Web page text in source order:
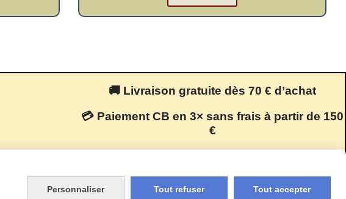
🚚 Livraison gratuite dès 70 € d’achat
💳 Paiement CB en 3× sans frais à partir de 150
€
Personnaliser Tout refuser Tout accepter